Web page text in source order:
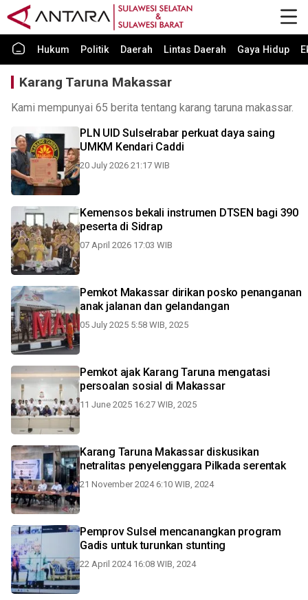
Hukum Politik Daerah Lintas Daerah Gaya Hidup
Karang Taruna Makassar
Kami mempunyai 65 berita tentang karang taruna makassar.
PLN UID Sulselrabar perkuat daya saing
UMKM Kendari Caddi
20 July 2026 21:17 WIB
Kemensos bekali instrumen DTSEN bagi 390
peserta di Sidrap
07 April 2026 17:03 WIB
Pemkot Makassar dirikan posko penanganan
anak jalanan dan gelandangan
05 July 2025 5:58 WIB, 2025
Pemkot ajak Karang Taruna mengatasi
persoalan sosial di Makassar
11 June 2025 16:27 WIB, 2025
Karang Taruna Makassar diskusikan
netralitas penyelenggara Pilkada serentak
21 November 2024 6:10 WIB, 2024
Pemprov Sulsel mencanangkan program
Gadis untuk turunkan stunting
22 April 2024 16:08 WIB, 2024